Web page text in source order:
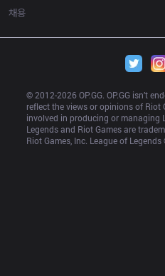
채용
© 2012-2026 OP.GG. OP.GG isn’t
reflect the views or opinions of Riot
involved in producing or managing
Legends and Riot Games are
Riot Games, Inc. League of Legends